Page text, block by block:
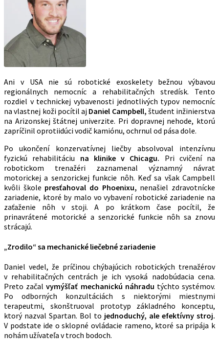
Ani v USA nie sú robotické exoskelety bežnou výbavou
regionálnych nemocníc a rehabilitačných stredísk. Tento
rozdiel v technickej vybavenosti jednotlivých typov nemocníc
na vlastnej koži pocítil aj Daniel Campbell, študent inžinierstva
na Arizonskej štátnej univerzite. Pri dopravnej nehode, ktorú
zapríčinil oprotiidúci vodič kamiónu, ochrnul od pása dole.
Po ukončení konzervatívnej liečby absolvoval intenzívnu
fyzickú rehabilitáciu na klinike v Chicagu. Pri cvičení na
robotickom trenažéri zaznamenal významný návrat
motorickej a senzorickej funkcie nôh. Keď sa však Campbell
kvôli škole presťahoval do Phoenixu, nenašiel zdravotnícke
zariadenie, ktoré by malo vo vybavení robotické zariadenie na
zaťaženie nôh v stoji. A po krátkom čase pocítil, že
prinavrátené motorické a senzorické funkcie nôh sa znovu
strácajú.
„Zrodilo“ sa mechanické liečebné zariadenie
Daniel vedel, že príčinou chýbajúcich robotických trenažérov
v rehabilitačných centrách je ich vysoká nadobúdacia cena.
Preto začalvymýšľať mechanickú náhradu týchto systémov.
Po odborných konzultáciách s niektorými miestnymi
terapeutmi, skonštruoval prototyp základného konceptu,
ktorý nazval Spartan. Bol to jednoduchý, ale efektívny stroj.
V podstate ide o sklopné ovládacie rameno, ktoré sa pripája k
nohám užívateľa v troch bodoch.